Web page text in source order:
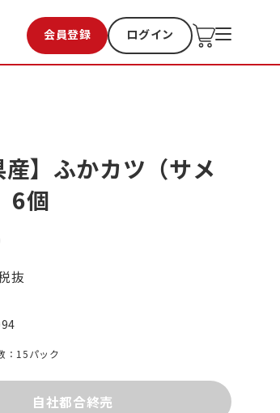
会員登録 ログイン
お気に入り 過去購入
産】ふかカツ（サメ
6個
抜
：15パック
自社都合終売